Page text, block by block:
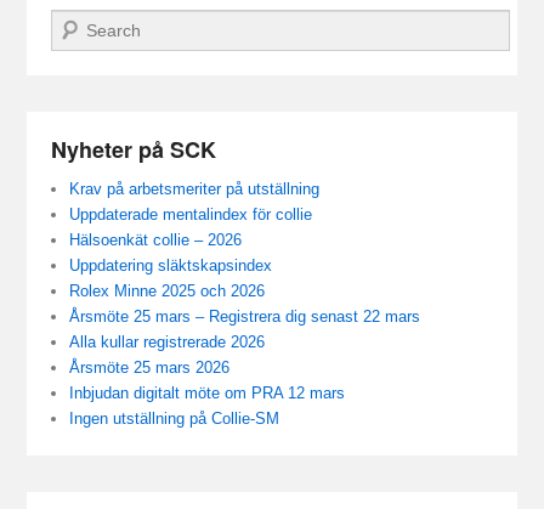
Sök
Nyheter på SCK
Krav på arbetsmeriter på utställning
Uppdaterade mentalindex för collie
Hälsoenkät collie – 2026
Uppdatering släktskapsindex
Rolex Minne 2025 och 2026
Årsmöte 25 mars – Registrera dig senast 22 mars
Alla kullar registrerade 2026
Årsmöte 25 mars 2026
Inbjudan digitalt möte om PRA 12 mars
Ingen utställning på Collie-SM